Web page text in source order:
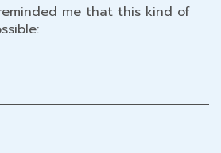
me that this kind of